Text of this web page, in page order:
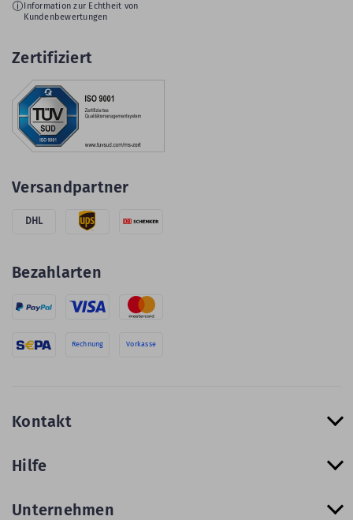
Information zur Echtheit von
Kundenbewertungen
Zertifiziert
Versandpartner
DHL
Bezahlarten
Rechnung Vorkasse
Kontakt
Hilfe
Unternehmen